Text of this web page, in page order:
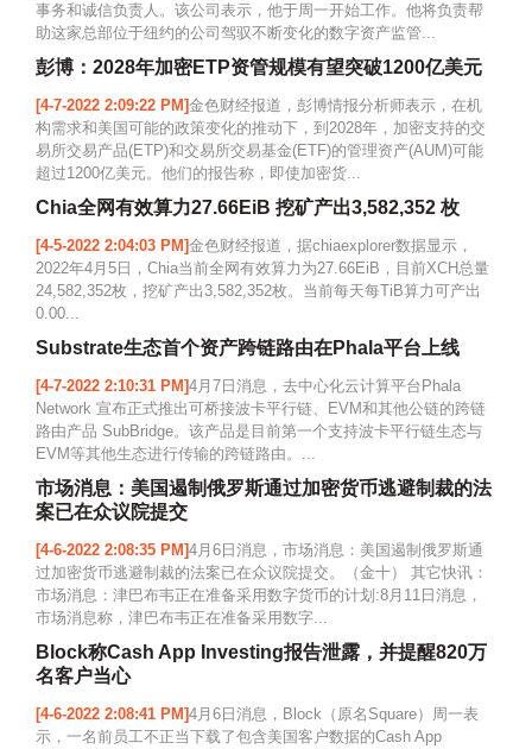
事务和诚信负责人。该公司表示，他于周一开始工作。他将负责帮
助这家总部位于纽约的公司驾驭不断变化的数字资产监管...
彭博：2028年加密ETP资管规模有望突破1200亿美元
[4-7-2022 2:09:22 PM]金色财经报道，彭博情报分析师表示，在机
构需求和美国可能的政策变化的推动下，到2028年，加密支持的交
易所交易产品(ETP)和交易所交易基金(ETF)的管理资产(AUM)可能
超过1200亿美元。他们的报告称，即使加密货...
Chia全网有效算力27.66EiB 挖矿产出3,582,352 枚
[4-5-2022 2:04:03 PM]金色财经报道，据chiaexplorer数据显示，
2022年4月5日，Chia当前全网有效算力为27.66EiB，目前XCH总量
24,582,352枚，挖矿产出3,582,352枚。当前每天每TiB算力可产出
0.00...
Substrate生态首个资产跨链路由在Phala平台上线
[4-7-2022 2:10:31 PM]4月7日消息，去中心化云计算平台Phala
Network 宣布正式推出可桥接波卡平行链、EVM和其他公链的跨链
路由产品 SubBridge。该产品是目前第一个支持波卡平行链生态与
EVM等其他生态进行传输的跨链路由。...
市场消息：美国遏制俄罗斯通过加密货币逃避制裁的法
案已在众议院提交
[4-6-2022 2:08:35 PM]4月6日消息，市场消息：美国遏制俄罗斯通
过加密货币逃避制裁的法案已在众议院提交。（金十） 其它快讯：
市场消息：津巴布韦正在准备采用数字货币的计划:8月11日消息，
市场消息称，津巴布韦正在准备采用数字...
Block称Cash App Investing报告泄露，并提醒820万
名客户当心
[4-6-2022 2:08:41 PM]4月6日消息，Block（原名Square）周一表
示，一名前员工不正当下载了包含美国客户数据的Cash App